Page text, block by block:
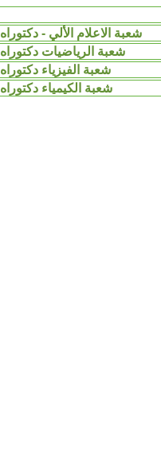
شعبة الاعلام الألي - دكتوراه 2020/2021
شعبة الرياضيات دكتوراه 2020/2021
شعبة الفيزياء دكتوراه 2020/2021
شعبة الكيمياء دكتوراه 2020/2021